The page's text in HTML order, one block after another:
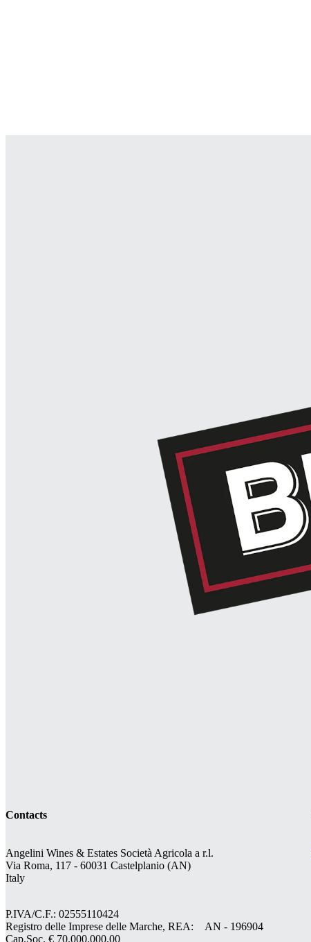
Contacts
Angelini Wines & Estates Società Agricola a r.l.
Via Roma, 117 - 60031 Castelplanio (AN)
Italy
P.IVA/C.F.: 02555110424
Registro delle Imprese delle Marche, REA: AN - 196904
Cap.Soc. € 70.000.000,00